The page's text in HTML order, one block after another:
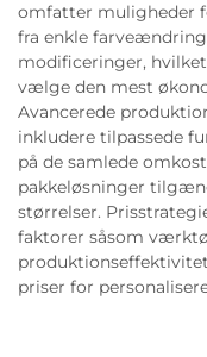
omfatter muligheder
fra enkle
modificeringer,
vælge den mest
Avancerede
inkludere tilpassede
på de samlede
pakkeløsninger
størrelser.
faktorer såsom
priser for